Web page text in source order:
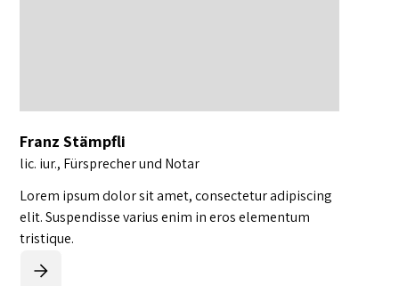
Franz Stämpfli
lic. iur., Fürsprecher und Notar
Lorem ipsum dolor sit amet, consectetur adipiscing
elit. Suspendisse varius enim in eros elementum
tristique.